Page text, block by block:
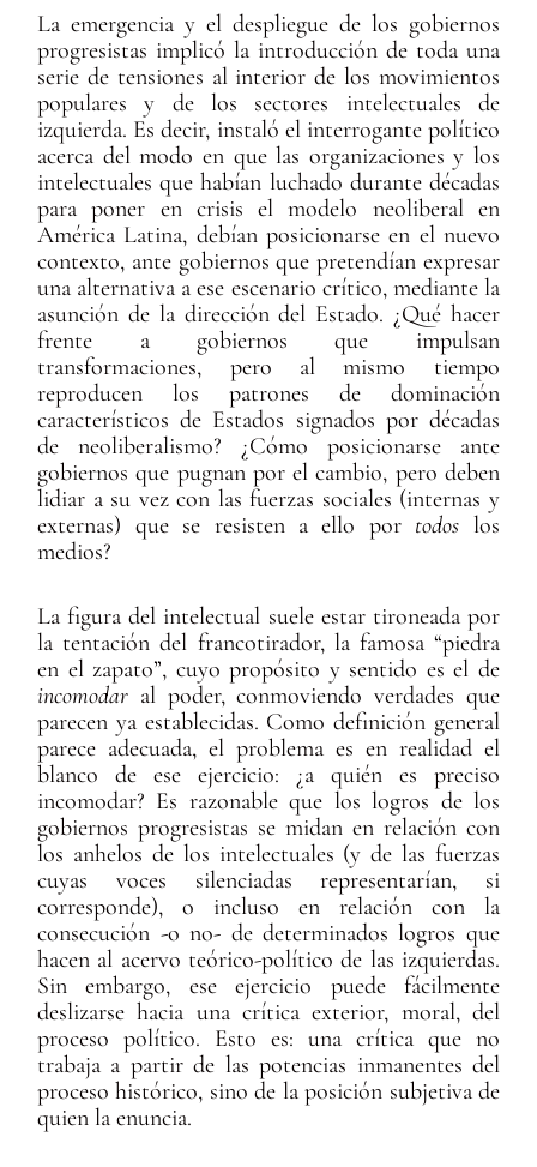
La emergencia y el despliegue de los gobiernos
progresistas implicó la introducción de toda una
serie de tensiones al interior de los movimientos
populares y de los sectores intelectuales de
izquierda. Es decir, instaló el interrogante político
acerca del modo en que las organizaciones y los
intelectuales que habían luchado durante décadas
para poner en crisis el modelo neoliberal en
América Latina, debían posicionarse en el nuevo
contexto, ante gobiernos que pretendían expresar
una alternativa a ese escenario crítico, mediante la
asunción de la dirección del Estado. ¿Qué hacer
frente a gobiernos que impulsan
transformaciones, pero al mismo tiempo
reproducen los patrones de dominación
característicos de Estados signados por décadas
de neoliberalismo? ¿Cómo posicionarse ante
gobiernos que pugnan por el cambio, pero deben
lidiar a su vez con las fuerzas sociales (internas y
externas) que se resisten a ello por todos los
medios?
La figura del intelectual suele estar tironeada por
la tentación del francotirador, la famosa “piedra
en el zapato”, cuyo propósito y sentido es el de
incomodar al poder, conmoviendo verdades que
parecen ya establecidas. Como definición general
parece adecuada, el problema es en realidad el
blanco de ese ejercicio: ¿a quién es preciso
incomodar? Es razonable que los logros de los
gobiernos progresistas se midan en relación con
los anhelos de los intelectuales (y de las fuerzas
cuyas voces silenciadas representarían, si
corresponde), o incluso en relación con la
consecución -o no- de determinados logros que
hacen al acervo teórico-político de las izquierdas.
Sin embargo, ese ejercicio puede fácilmente
deslizarse hacia una crítica exterior, moral, del
proceso político. Esto es: una crítica que no
trabaja a partir de las potencias inmanentes del
proceso histórico, sino de la posición subjetiva de
quien la enuncia.